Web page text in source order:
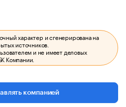
характер и сгенерирована на
источников.
и не имеет деловых
Компании.
компанией